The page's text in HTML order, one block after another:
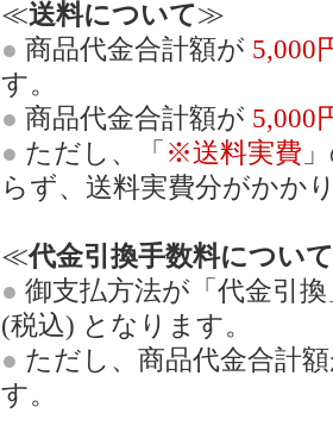
≪送料について≫
● 商品代金合計額が 5,000
す。
● 商品代金合計額が 5,000
● ただし、「 ※送料実費
らず、送料実費分がかか
≪代金引換手数料について
● 御支払方法が「代金引
(税込) となります。
● ただし、商品代金合計
す。